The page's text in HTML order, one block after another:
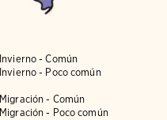
Invierno - Común
Invierno - Poco común
Migración - Común
Migración - Poco común